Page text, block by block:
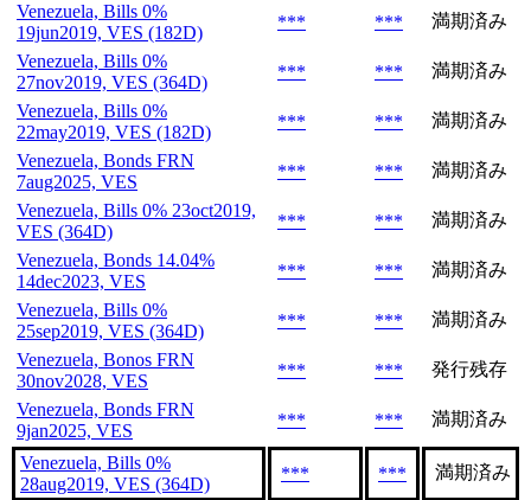
Venezuela, Bills 0%
19jun2019, VES (182D)
*** ***
満期済み
Venezuela, Bills 0%
27nov2019, VES (364D)
*** ***
満期済み
Venezuela, Bills 0%
22may2019, VES (182D)
*** ***
満期済み
Venezuela, Bonds FRN
7aug2025, VES
*** ***
満期済み
Venezuela, Bills 0% 23oct2019,
VES (364D)
*** ***
満期済み
Venezuela, Bonds 14.04%
14dec2023, VES
*** ***
満期済み
Venezuela, Bills 0%
25sep2019, VES (364D)
*** ***
満期済み
Venezuela, Bonos FRN
30nov2028, VES
*** ***
発行残存
Venezuela, Bonds FRN
9jan2025, VES
*** *** 満期済み
Venezuela, Bills 0%
28aug2019, VES (364D)
*** *** 満期済み